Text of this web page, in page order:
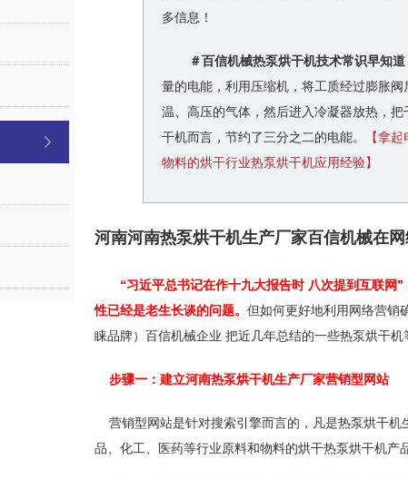
多信息！
＃百信机械热泵烘干机技术常识早知道
量的电能，利用压缩机，将工质经过膨胀
温、高压的气体，然后进入冷凝器放热，
干机而言，节约了三分之二的电能。
【拿
物料的烘干行业热泵烘干机应用经验】
河南河南热泵烘干机生产厂家百信机械在
“习近平总书记在作十九大报告时 八次提到互联网
性已经是老生长谈的问题。 但如何更好地利用网络营销
睐品牌）百信机械企业 把近几年总结的一些热泵烘干
步骤一：建立河南热泵烘干机生产厂家营销型网站
营销型网站是针对搜索引擎而言的，凡是热泵烘干机
品、化工、医药等行业原料和物料的烘干热泵烘干机产